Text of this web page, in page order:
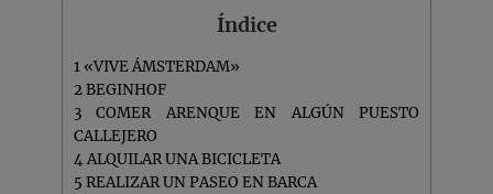
Índice
1 «VIVE ÁMSTERDAM»
2BEGINHOF
3 COMER ARENQUE EN ALGÚN PUESTO
CALLEJERO
4ALQUILAR UNA BICICLETA
5 REALIZAR UN PASEO EN BARCA